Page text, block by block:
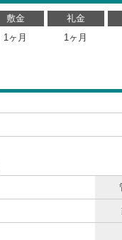
敷金 礼金
1ヶ月 1ヶ月